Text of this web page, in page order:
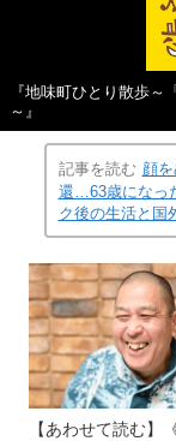
『地味町ひとり散歩
～』
記事を読む 顔
還…63歳になっ
ク後の生活と国
【あわせて読む】